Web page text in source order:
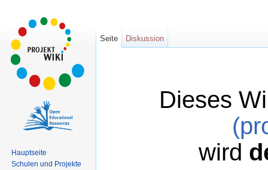
Dieses
wird
Seite Diskussion
Hauptseite
Schulen und Projekte